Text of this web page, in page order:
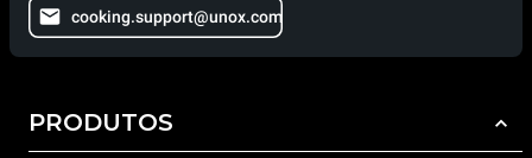
cooking.support@unox.com
PRODUTOS